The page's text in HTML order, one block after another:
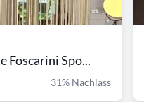
Foscarini Spo...
31% Nachlass